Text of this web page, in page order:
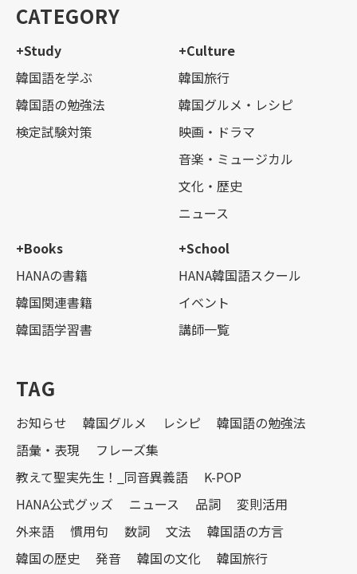
CATEGORY
+Study
韓国語を学ぶ
韓国語の勉強法
検定試験対策
+Culture
韓国旅行
韓国グルメ・レシピ
映画・ドラマ
音楽・ミュージカル
文化・歴史
ニュース
+Books
HANAの書籍
韓国関連書籍
韓国語学習書
+School
HANA韓国語スクール
イベント
講師一覧
TAG
お知らせ 韓国グルメ レシピ
韓国語の勉強法
語彙・表現
フレーズ集
教えて聖実先生！_同音異義語
K-POP
HANA公式グッズ
ニュース 品詞
変則活用
外来語
慣用句 数詞 文法
韓国語の方言
韓国の歴史
発音 韓国の文化
韓国旅行